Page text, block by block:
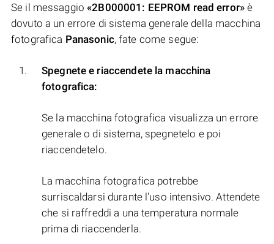
Se il messaggio«2B000001: EEPROM read error» è
dovuto a un errore di sistema generale della macchina
fotografica Panasonic, fate come segue:
Spegnete e riaccendete la macchina
fotografica:
Se la macchina fotografica visualizza un errore
generale o di sistema, spegnetelo e poi
riaccendetelo.
La macchina fotografica potrebbe
surriscaldarsi durante l'uso intensivo. Attendete
che si raffreddi a una temperatura normale
prima di riaccenderla.